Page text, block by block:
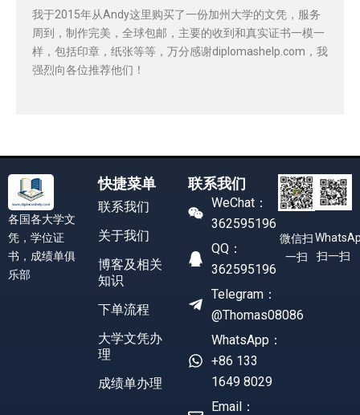
我于2015年从Andy这里购买了一份加州大学的文凭，服务
周到，制作完美，全球包邮，主要的收到和真实证书一模一
样，包括印章，纸张等等，万分感谢diplomashelp.com，我
强烈向各位推荐他们！
各国各大学文
凭，学位证
书，成绩单俱
乐部
快捷菜单
联系我们
关于我们
博客及相关
知识
下单流程
大学文凭办
理
成绩单办理
联系我们
WeChat：
362595196
QQ：
362595196
Telegram：
@Thomas08086
WhatsApp：
+86 133
1649 8029
Email：
微信扫
一扫
扫一扫